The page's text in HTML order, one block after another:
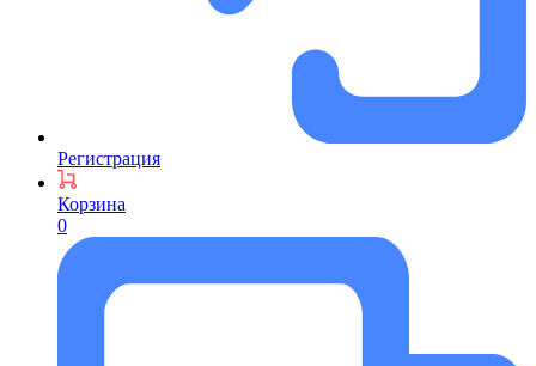
Регистрация
Корзина
0